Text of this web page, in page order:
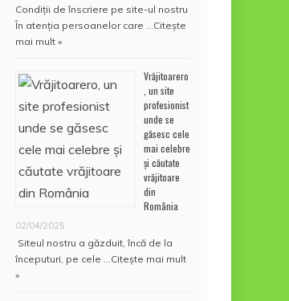
Condiţii de înscriere pe site-ul nostru
În atenţia persoanelor care … Citește
mai mult »
Vrăjitoarero
, un site
profesionist
unde se
găsesc cele
mai celebre
și căutate
vrăjitoare
din
România
02/04/2025
Siteul nostru a găzduit, încă de la
începuturi, pe cele … Citește mai mult
»